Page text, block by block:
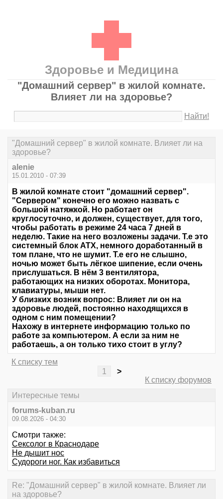
Здоровье и Медицина
"Домашний сервер" в жилой комнате.
Влияет ли на здоровье?
Найти!
"Домашний сервер" в жилой комнате. Влияет ли на
здоровье?
alenie
15.01.2010 - 07:39
В жилой комнате стоит "домашний сервер".
"Сервером" конечно его можно назвать с
большой натяжкой. Но работает он
круглосуточно, и должен, существует, для того,
чтобы работать в режиме 24 часа 7 дней в
неделю. Такие на него возложены задачи. Т.е это
системный блок ATX, немного доработанный в
том плане, что не шумит. Т.е его не слышно,
ночью может быть лёгкое шипение, если очень
прислушаться. В нём 3 вентилятора,
работающих на низких оборотах. Монитора,
клавиатуры, мыши нет.
У близких возник вопрос: Влияет ли он на
здоровье людей, постоянно находящихся в
одном с ним помещении?
Нахожу в интернете информацию только по
работе за компьютером. А если за ним не
работаешь, а он только тихо стоит в углу?
К списку тем
1
>
К списку форумов
Интересные темы
forums-kuban.ru
09.08.2026 - 04:30
Смотри также:
Сексолог в Краснодаре
Не дышит нос
Судороги ног. Как избавиться
Re: "Домашний сервер" в жилой комнате. Влияет ли
на здоровье?